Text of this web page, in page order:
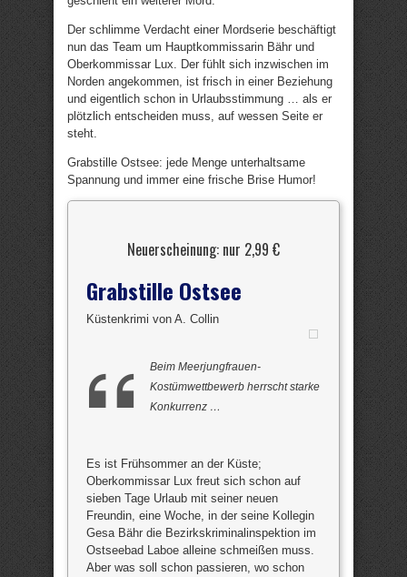
Der schlimme Verdacht einer Mordserie beschäftigt
nun das Team um Hauptkommissarin Bähr und
Oberkommissar Lux. Der fühlt sich inzwischen im
Norden angekommen, ist frisch in einer Beziehung
und eigentlich schon in Urlaubsstimmung … als er
plötzlich entscheiden muss, auf wessen Seite er
steht.
Grabstille Ostsee: jede Menge unterhaltsame
Spannung und immer eine frische Brise Humor!
Neuerscheinung: nur 2,99 €
Grabstille Ostsee
Küstenkrimi von A. Collin
Beim Meerjungfrauen-
Kostümwettbewerb herrscht starke
Konkurrenz …
Es ist Frühsommer an der Küste;
Oberkommissar Lux freut sich schon auf
sieben Tage Urlaub mit seiner neuen
Freundin, eine Woche, in der seine Kollegin
Gesa Bähr die Bezirkskriminalinspektion im
Ostseebad Laboe alleine schmeißen muss.
Aber was soll schon passieren, wo schon